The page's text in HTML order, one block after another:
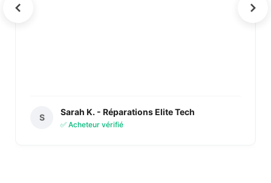
S
Sarah K. - Réparations Elite Tech
✅ Acheteur vérifié